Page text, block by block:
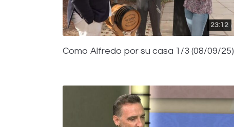
23:12
Como Alfredo por su casa 1/3 (08/09/25)